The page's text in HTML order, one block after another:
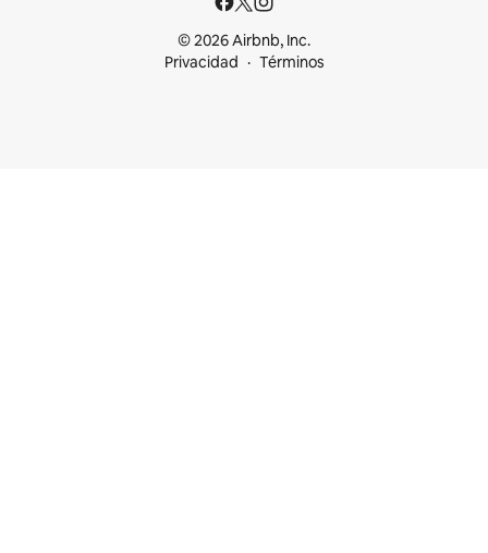
© 2026 Airbnb, Inc.
Privacidad
Términos